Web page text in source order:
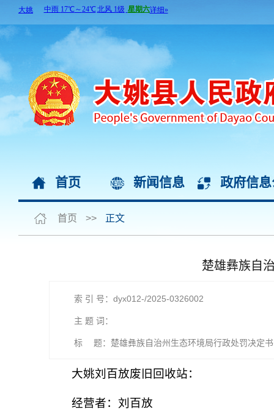
首页 新闻信息 政府信
首页 >> 正文
楚雄彝族自
索 引 号：dyx012-/2025-0326002
主 题 词：
标 题：楚雄彝族自治州生态环境局行政处罚决定
大姚刘百放废旧回收站：
经营者：刘百放